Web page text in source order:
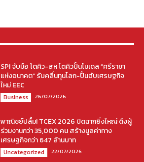
SPI จับมือ โตคิว-สห โตคิวปั้นโมเดล “ศรีราชา
แห่งอนาคต” รับคลื่นทุนโลก-ปั้นฮับเศรษฐกิจ
ใหม่ EEC
Business 26/07/2026
พาณิชย์ปลื้ม! TCEX 2026 ปิดฉากยิ่งใหญ่ ดึงผู้
ร่วมงานกว่า 35,000 คน สร้างมูลค่าทาง
เศรษฐกิจกว่า 647 ล้านบาท
Uncategorized 22/07/2026